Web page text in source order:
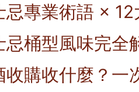
忌專業術語 ×
忌桶型風味完全
收購收什麼？一